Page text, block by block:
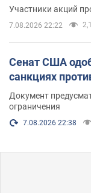
Участники акций
7.08.2026 22:22
Сенат США
санкциях
Документ
ограничения
7.08.2026 22:38